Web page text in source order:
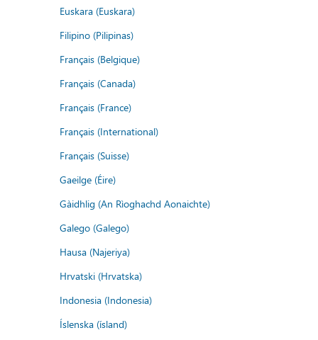
Euskara (Euskara)
Filipino (Pilipinas)
Français (Belgique)
Français (Canada)
Français (France)
Français (International)
Français (Suisse)
Gaeilge (Éire)
Gàidhlig (An Rìoghachd Aonaichte)
Galego (Galego)
Hausa (Najeriya)
Hrvatski (Hrvatska)
Indonesia (Indonesia)
Íslenska (ísland)